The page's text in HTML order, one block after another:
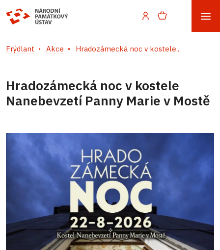
Frýdlant Akce Hradozámecká noc v kostele...
Hradozámecká noc v kostele
Nanebevzetí Panny Marie v Mostě